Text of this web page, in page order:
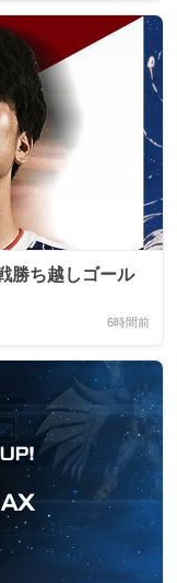
勝ち越しゴール
6時間前